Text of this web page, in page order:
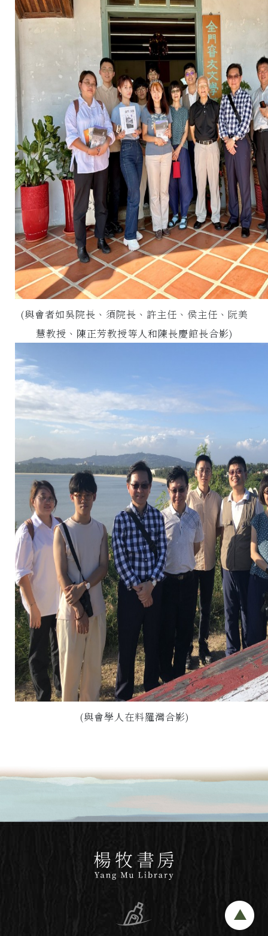
(與會者如吳院長、須院長、許主任、侯主任、阮美
慧教授、陳正芳教授等人和陳長慶館長合影)
(與會學人在料羅灣合影)